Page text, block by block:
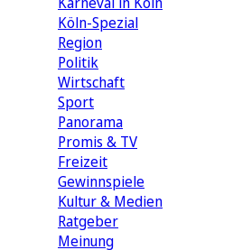
Köln-Spezial
Region
Politik
Wirtschaft
Sport
Panorama
Promis & TV
Freizeit
Gewinnspiele
Kultur & Medien
Ratgeber
Meinung